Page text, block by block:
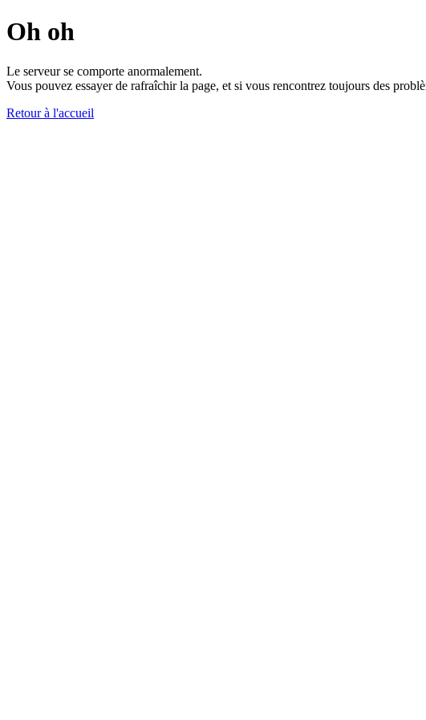
Oh oh
Le serveur se comporte anormalement.
Vous pouvez essayer de rafraîchir la page, et si vous rencontrez toujours des
Retour à l'accueil